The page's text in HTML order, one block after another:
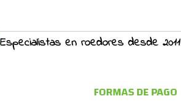
Especialistas en roedores desde 2011
FORMAS DE PAGO